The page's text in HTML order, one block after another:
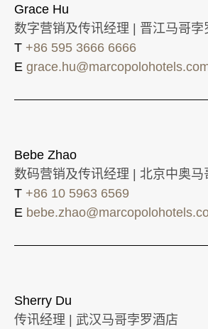
Grace Hu
数字营销及传讯经理 | 晋江马哥孛
T +86 595 3666 6666
E
Bebe Zhao
数码营销及传讯经理 | 北京中奥马
T +86 10 5963 6569
E
Sherry Du
传讯经理 | 武汉马哥孛罗酒店